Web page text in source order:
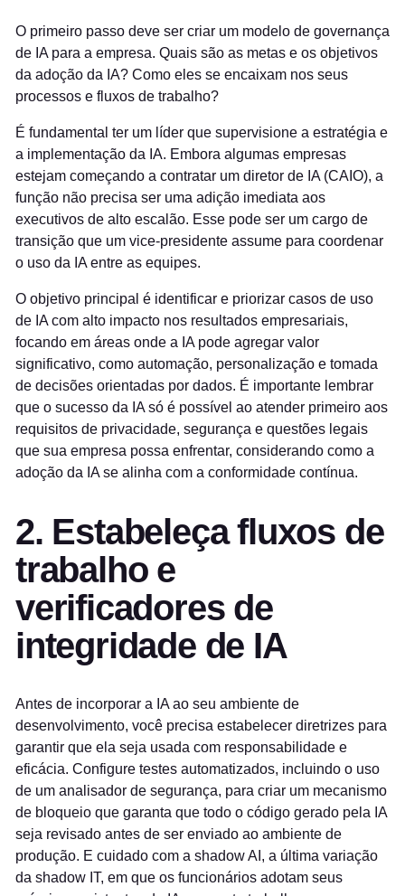
O primeiro passo deve ser criar um modelo de governança
de IA para a empresa. Quais são as metas e os objetivos
da adoção da IA? Como eles se encaixam nos seus
processos e fluxos de trabalho?
É fundamental ter um líder que supervisione a estratégia e
a implementação da IA. Embora algumas empresas
estejam começando a contratar um diretor de IA (CAIO), a
função não precisa ser uma adição imediata aos
executivos de alto escalão. Esse pode ser um cargo de
transição que um vice-presidente assume para coordenar
o uso da IA entre as equipes.
O objetivo principal é identificar e priorizar casos de uso
de IA com alto impacto nos resultados empresariais,
focando em áreas onde a IA pode agregar valor
significativo, como automação, personalização e tomada
de decisões orientadas por dados. É importante lembrar
que o sucesso da IA só é possível ao atender primeiro aos
requisitos de privacidade, segurança e questões legais
que sua empresa possa enfrentar, considerando como a
adoção da IA se alinha com a conformidade contínua.
2. Estabeleça fluxos de
trabalho e
verificadores de
integridade de IA
Antes de incorporar a IA ao seu ambiente de
desenvolvimento, você precisa estabelecer diretrizes para
garantir que ela seja usada com responsabilidade e
eficácia. Configure testes automatizados, incluindo o uso
de um analisador de segurança, para criar um mecanismo
de bloqueio que garanta que todo o código gerado pela IA
seja revisado antes de ser enviado ao ambiente de
produção. E cuidado com a shadow AI, a última variação
da shadow IT, em que os funcionários adotam seus